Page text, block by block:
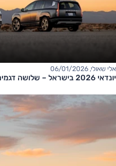
אלי שאולי, 06/01/2026
יונדאי 2026 בישראל – שלושה דגמים חדשים, מהדורת N